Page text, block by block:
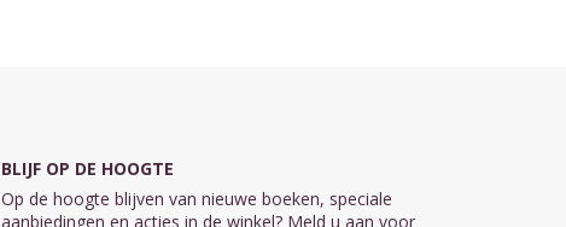
BLIJF OP DE HOOGTE
Op de hoogte blijven van nieuwe boeken, speciale
aanbiedingen en acties in de winkel? Meld u aan voor